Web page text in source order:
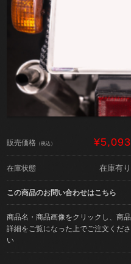
販売価格 （税込） ¥5,093
在庫状態 在庫有り
この商品のお問い合わせはこちら
商品名・商品画像をクリックし、商品
詳細をご覧になった上でご注文くださ
い